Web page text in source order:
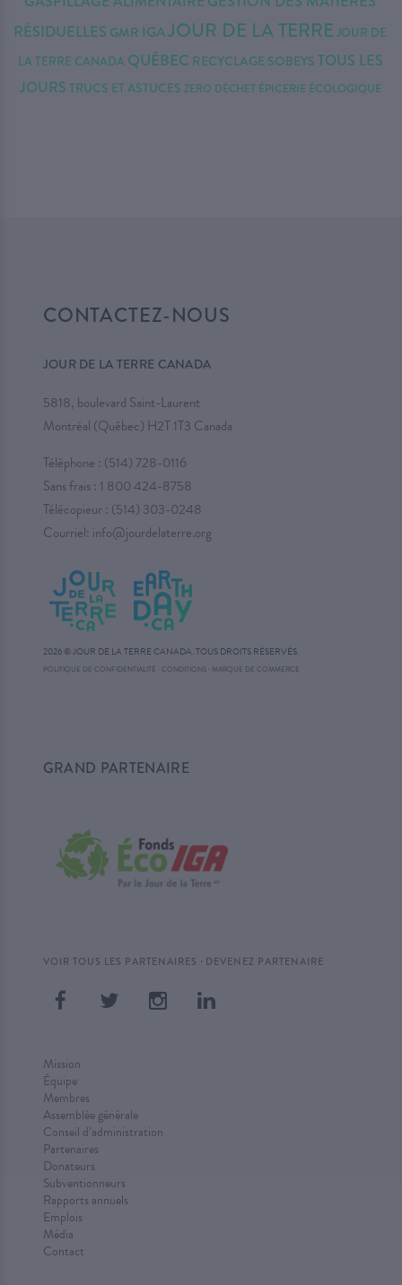
RÉSIDUELLES GMR IGAJOUR DE LA TERRE JOUR DE
LA TERRE CANADA QUÉBEC RECYCLAGE SOBEYSTOUS LES
JOURS TRUCS ET ASTUCES ZERO DÉCHET ÉPICERIE ÉCOLOGIQUE
CONTACTEZ-NOUS
JOUR DE LA TERRE CANADA
5818, boulevard Saint-Laurent
Montréal (Québec) H2T 1T3 Canada
Téléphone : (514) 728-0116
Sans frais : 1 800 424-8758
Télécopieur : (514) 303-0248
Courriel: info@jourdelaterre.org
2026 © JOUR DE LA TERRE CANADA. TOUS DROITS RÉSERVÉS.
POLITIQUE DE CONFIDENTIALITÉ CONDITIONS·MARQUE DE COMMERCE
GRAND PARTENAIRE
VOIR TOUS LES PARTENAIRES · DEVENEZ PARTENAIRE
Mission
Équipe
Membres
Assemblée générale
Conseil d’administration
Partenaires
Donateurs
Subventionneurs
Rapports annuels
Emplois
Média
Contact